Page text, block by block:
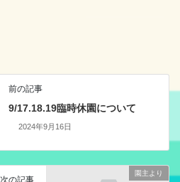
前の記事
9/17.18.19臨時休園について
2024年9月16日
園主より